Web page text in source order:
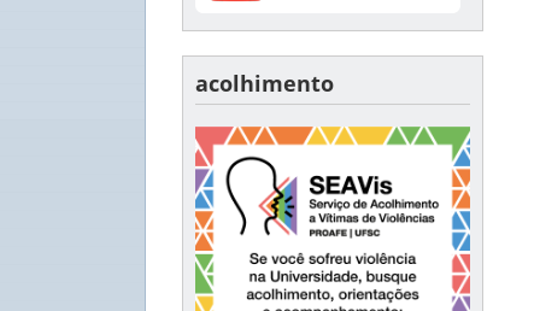
acolhimento